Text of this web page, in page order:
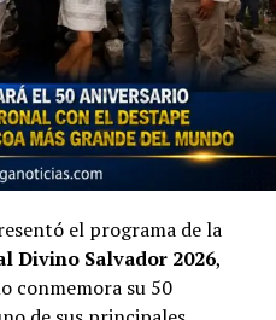
el programa de la
Divino Salvador 2026,
conmemora su 50